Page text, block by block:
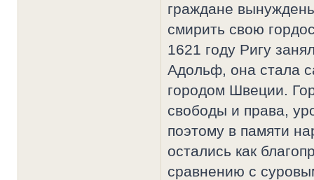
граждане
смирить свою
1621 году Ригу
Адольф, она стала
городом Швеции.
свободы и права,
поэтому в памяти
остались как
сравнению с